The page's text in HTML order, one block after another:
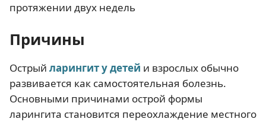
протяжении двух недель
Причины
Острый ларингитудетей и взрослых обычно
развивается как самостоятельная болезнь.
Основными причинами острой формы
ларингита становится переохлаждение местного